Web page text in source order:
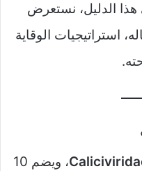
الدليل، نستعرض
استراتيجيات الوقاية
، ويضم 10